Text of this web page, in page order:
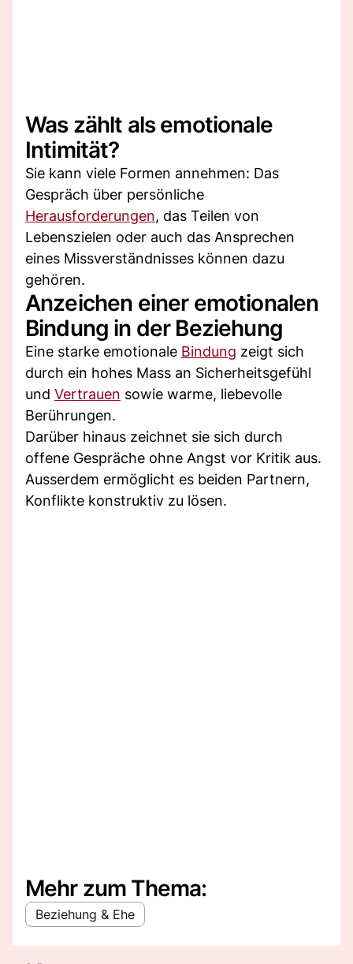
Was zählt als emotionale
Intimität?
Sie kann viele Formen annehmen: Das
Gespräch über persönliche
Herausforderungen, das Teilen von
Lebenszielen oder auch das Ansprechen
eines Missverständnisses können dazu
gehören.
Anzeichen einer emotionalen
Bindung in der Beziehung
Eine starke emotionale Bindung zeigt sich
durch ein hohes Mass an Sicherheitsgefühl
und Vertrauen sowie warme, liebevolle
Berührungen.
Darüber hinaus zeichnet sie sich durch
offene Gespräche ohne Angst vor Kritik aus.
Ausserdem ermöglicht es beiden Partnern,
Konflikte konstruktiv zu lösen.
Mehr zum Thema:
Beziehung & Ehe